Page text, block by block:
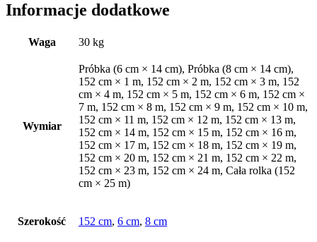
Informacje dodatkowe
Waga 30 kg
Wymiar
Próbka (6 cm × 14 cm), Próbka (8 cm × 14 cm),
152 cm × 1 m, 152 cm × 2 m, 152 cm × 3 m, 152
cm × 4 m, 152 cm × 5 m, 152 cm × 6 m, 152 cm ×
7 m, 152 cm × 8 m, 152 cm × 9 m, 152 cm × 10 m,
152 cm × 11 m, 152 cm × 12 m, 152 cm × 13 m,
152 cm × 14 m, 152 cm × 15 m, 152 cm × 16 m,
152 cm × 17 m, 152 cm × 18 m, 152 cm × 19 m,
152 cm × 20 m, 152 cm × 21 m, 152 cm × 22 m,
152 cm × 23 m, 152 cm × 24 m, Cała rolka (152
cm × 25 m)
Szerokość 152 cm, 6 cm, 8 cm